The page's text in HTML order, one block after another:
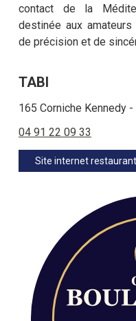
contact de la
destinée aux
de précision et de
TABI
165 Corniche Kennedy
04 91 22 09 33
Site internet restaurant